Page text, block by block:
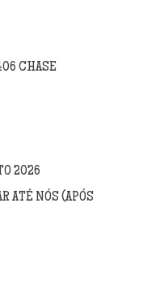
CHASE
2026
ATÉ NÓS (APÓS